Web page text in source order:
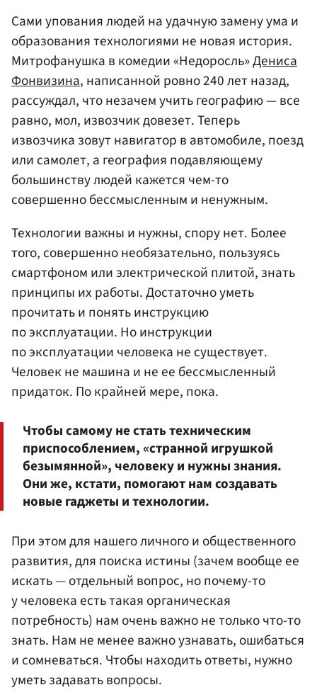
Сами упования людей на удачную замену ума и
образования технологиями не новая история.
Митрофанушка в комедии «Недоросль»Дениса
Фонвизина, написанной ровно 240 лет назад,
рассуждал, что незачем учить географию — все
равно, мол, извозчик довезет. Теперь
извозчика зовут навигатор в автомобиле, поезд
или самолет, а география подавляющему
большинству людей кажется чем-то
совершенно бессмысленным и ненужным.
Технологии важны и нужны, спору нет. Более
того, совершенно необязательно, пользуясь
смартфоном или электрической плитой, знать
принципы их работы. Достаточно уметь
прочитать и понять инструкцию
по эксплуатации. Но инструкции
по эксплуатации человека не существует.
Человек не машина и не ее бессмысленный
придаток. По крайней мере, пока.
Чтобы самому не стать техническим
приспособлением, «странной игрушкой
безымянной», человеку и нужны знания.
Они же, кстати, помогают нам создавать
новые гаджеты и технологии.
При этом для нашего личного и общественного
развития, для поиска истины (зачем вообще ее
искать — отдельный вопрос, но почему-то
у человека есть такая органическая
потребность) нам очень важно не только что-то
знать. Нам не менее важно узнавать, ошибаться
и сомневаться. Чтобы находить ответы, нужно
уметь задавать вопросы.